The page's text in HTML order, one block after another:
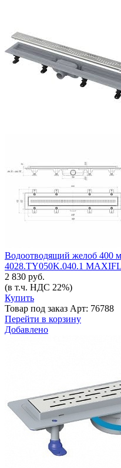
Водоотводящий желоб 400
4028.TY050K.040.1
2 830 руб.
(в т.ч. НДС 22%)
Купить
Товар под заказ Арт: 76788
Перейти в корзину
Добавлено